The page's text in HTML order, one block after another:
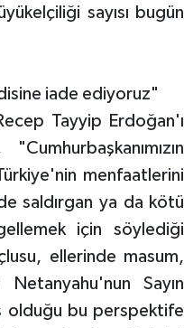
sayısı bugün
iade ediyoruz"
Tayyip Erdoğan'ı
menfaatlerini
saldırgan ya da kötü
için söylediği
ellerinde masum,
Sayın
olduğu bu perspektife